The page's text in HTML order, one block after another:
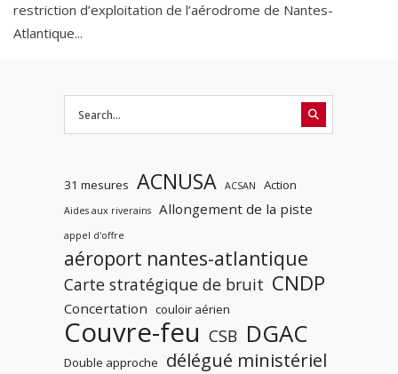
restriction d’exploitation de l’aérodrome de Nantes-
Atlantique...
31 mesures ACNUSA ACSAN Action
Aides aux riverains Allongement de la piste
appel d'offre
aéroport nantes-atlantique
Carte stratégique de bruit CNDP
Concertation couloir aérien
Couvre-feu CSB DGAC
Double approche délégué ministériel